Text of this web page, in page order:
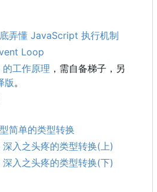
弄懂 JavaScript 执行机制
Loop
工作原理 ，需自备梯子，另
版。
简单的类型转换
入之头疼的类型转换(上)
入之头疼的类型转换(下)